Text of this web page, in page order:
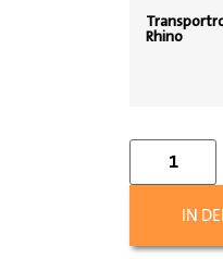
Rhino
IN